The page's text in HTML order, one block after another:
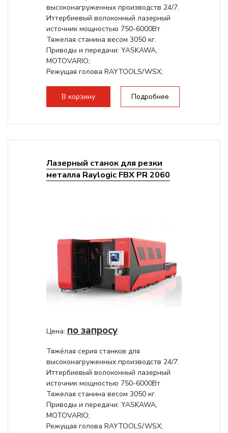
высоконагруженных производств 24/7.
Иттербиевый волоконный лазерный
источник мощностью 750-6000Вт
Тяжелая станина весом 3050 кг.
Приводы и передачи: YASKAWA,
MOTOVARIO;
Режущая голова RAYTOOLS/WSX;
В корзину Подробнее
Лазерный станок для резки
металла Raylogic FBX PR 2060
Цена: по запросу
Тяжёлая серия станков для
высоконагруженных производств 24/7.
Иттербиевый волоконный лазерный
источник мощностью 750-6000Вт
Тяжелая станина весом 3050 кг.
Приводы и передачи: YASKAWA,
MOTOVARIO;
Режущая голова RAYTOOLS/WSX;